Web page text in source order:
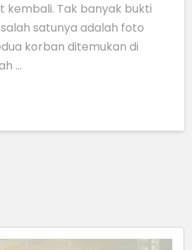
kembali. Tak banyak bukti
satunya adalah foto
korban ditemukan di
…